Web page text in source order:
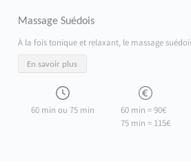
Massage Suédois
À la fois tonique et relaxant, le massage
En savoir plus
60 min ou 75 min
60 min = 90€
75 min = 115€